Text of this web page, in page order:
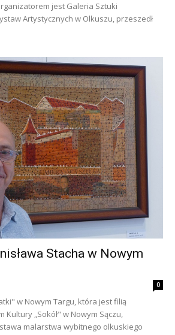
jest Galeria Sztuki
Artystycznych w Olkuszu, przeszedł
Stacha w Nowym
0
w Nowym Targu, która jest filią
Kultury „Sokół" w Nowym Sączu,
malarstwa wybitnego olkuskiego